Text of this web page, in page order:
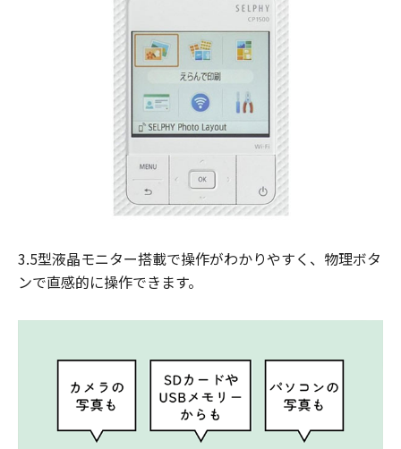
3.5型液晶モニター搭載で操作がわかりやすく、物理ボタ
ンで直感的に操作できます。